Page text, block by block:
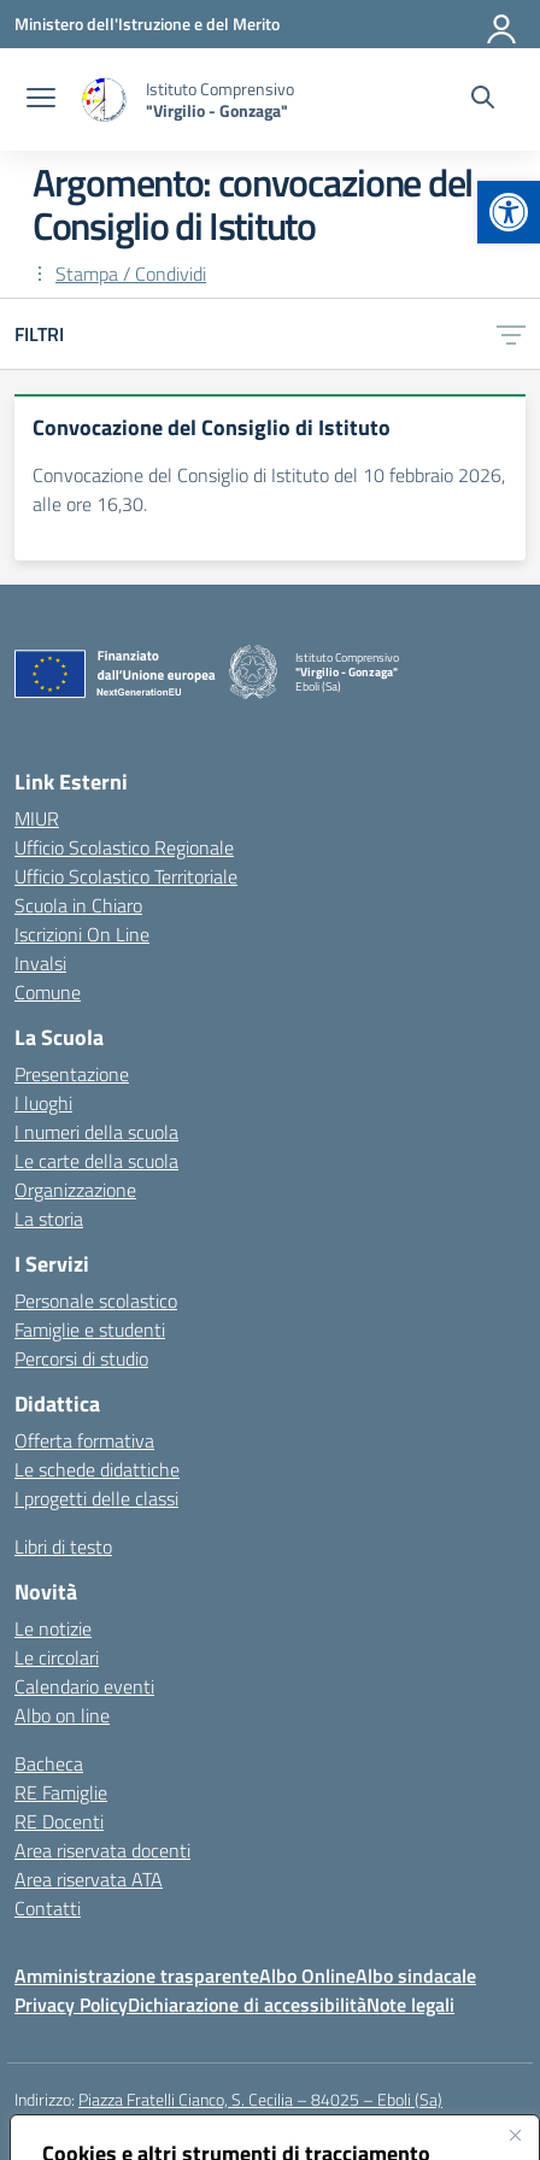
Cookies e altri strumenti di tracciamento
Vai ai contenuti
Vai al menu di navigazione
Vai al footer
Ministero dell'Istruzione e del Merito
Istituto Comprensivo
"Virgilio - Gonzaga"
Argomento: convocazione del
Consiglio di Istituto
Stampa / Condividi
FILTRI
Convocazione del Consiglio di Istituto
Convocazione del Consiglio di Istituto del 10 febbraio 2026,
alle ore 16,30.
Istituto Comprensivo
"Virgilio - Gonzaga"
Eboli (Sa)
Link Esterni
MIUR
Ufficio Scolastico Regionale
Ufficio Scolastico Territoriale
Scuola in Chiaro
Iscrizioni On Line
Invalsi
Comune
La Scuola
Presentazione
I luoghi
I numeri della scuola
Le carte della scuola
Organizzazione
La storia
I Servizi
Personale scolastico
Famiglie e studenti
Percorsi di studio
Didattica
Offerta formativa
Le schede didattiche
I progetti delle classi
Libri di testo
Novità
Le notizie
Le circolari
Calendario eventi
Albo on line
Bacheca
RE Famiglie
RE Docenti
Area riservata docenti
Area riservata ATA
Contatti
Amministrazione trasparenteAlbo OnlineAlbo sindacale
Privacy PolicyDichiarazione di accessibilitàNote legali
Indirizzo: Piazza Fratelli Cianco, S. Cecilia – 84025 – Eboli (Sa)
Centralino:
Posta elettronica certificata (PEC):saic81900c@pec.istruzione.it